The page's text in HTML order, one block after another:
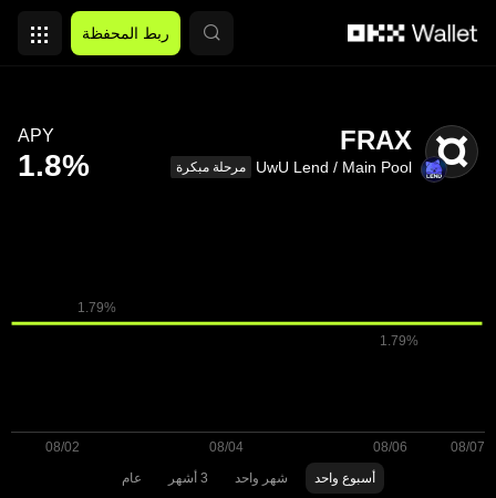
ربط المحفظة
FRAX
UwU Lend / Main Pool مرحلة مبكرة
APY
أسبوع واحد شهر واحد 3 أشهر عام